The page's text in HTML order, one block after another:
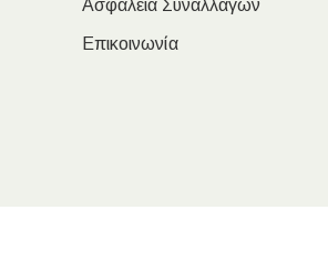
Ασφάλεια Συναλλαγών
Επικοινωνία